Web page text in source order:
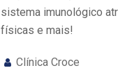
sistema imunológico
físicas e mais!
Clínica Croce